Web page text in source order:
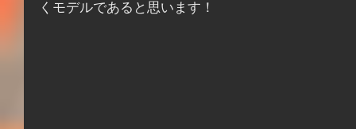
くモデルであると思います！